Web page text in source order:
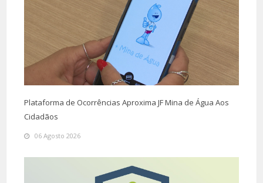
Plataforma de Ocorrências Aproxima JF Mina de Água Aos
Cidadãos
06 Agosto 2026